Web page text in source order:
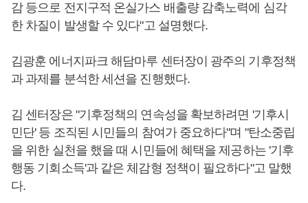
감 등으로 전지구적 온실가스 배출량 감축노력에 심각
한 차질이 발생할 수 있다"고 설명했다.
김광훈 에너지파크 해담마루 센터장이 광주의 기후정책
과 과제를 분석한 세션을 진행했다.
김 센터장은 "기후정책의 연속성을 확보하려면 '기후시
민단' 등 조직된 시민들의 참여가 중요하다"며 "탄소중립
을 위한 실천을 했을 때 시민들에 혜택을 제공하는 '기후
행동 기회소득'과 같은 체감형 정책이 필요하다"고 말했
다.